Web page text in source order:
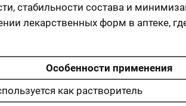
стабильности состава и
лекарственных форм в аптеке,
Особенности применения
как растворитель